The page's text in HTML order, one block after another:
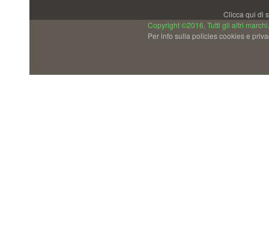
Clicca qui di
Copyright ©2016, Tutti gli altri
Per info sulla policies cookies e